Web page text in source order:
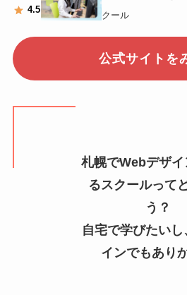
4.5
クール
公式サイトを
札幌でWebデザ
るスクールって
う？
自宅で学びたいし
インでもあり